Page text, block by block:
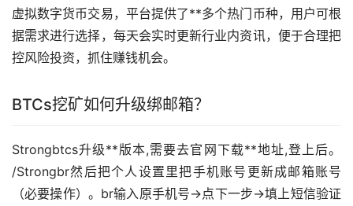
虚拟数字货币交易，平台提供了**多个热门币种，用户可根
据需求进行选择，每天会实时更新行业内资讯，便于合理把
控风险投资，抓住赚钱机会。
BTCs挖矿如何升级绑邮箱？
Strongbtcs升级**版本,需要去官网下载**地址,登上后。
/Strongbr然后把个人设置里把手机账号更新成邮箱账号
（必要操作）。br输入原手机号→点下一步→填上短信验证